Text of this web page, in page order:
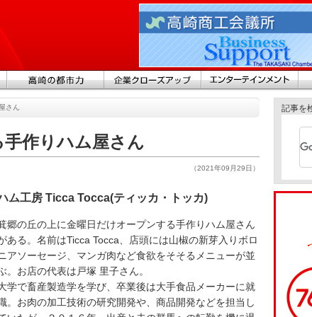
さん
作りハム屋さん
（2021年09月29日）
ム工房 Ticca Tocca(ティッカ・トッカ)
郷の丘の上に金曜日だけオープンする手作りハム屋さん
ある。名前はTicca Tocca、店頭には山椒の新芽入りボロ
アソーセージ、マンガ肉など食欲をそそるメニューが並
。お店の代表は戸塚 里子さん。
学で畜産製造学を学び、卒業後は大手食品メーカーに就
。お肉の加工技術の研究開発や、商品開発などを担当し
記事を